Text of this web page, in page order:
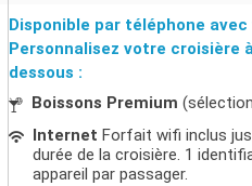
Disponible par téléphone
Personnalisez votre croisière
dessous :
Boissons Premium
Internet Forfait wifi inclus
durée de la croisière. 1
appareil par passager.